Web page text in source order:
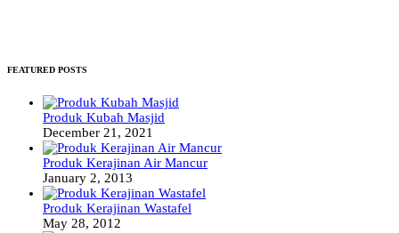
FEATURED POSTS
Produk Kubah Masjid
December 21, 2021
Produk Kerajinan Air Mancur
January 2, 2013
Produk Kerajinan Wastafel
May 28, 2012